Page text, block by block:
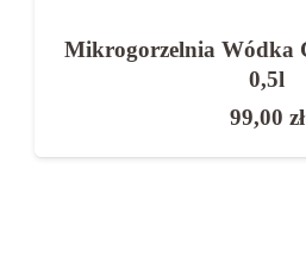
Mikrogorzelnia Wódka
0,5l
99,00 zł